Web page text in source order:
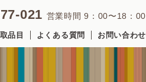
021 営業時間 9：00〜18：00
品目 よくある質問 お問い合わせ